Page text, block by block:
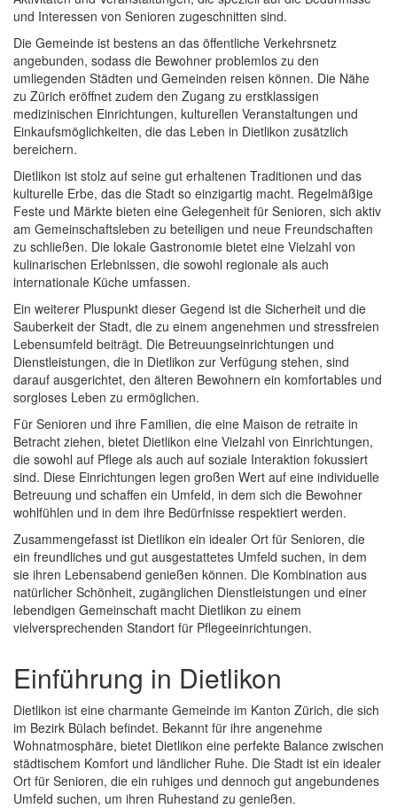
und Interessen von Senioren zugeschnitten sind.
Die Gemeinde ist bestens an das öffentliche Verkehrsnetz
angebunden, sodass die Bewohner problemlos zu den
umliegenden Städten und Gemeinden reisen können. Die Nähe
zu Zürich eröffnet zudem den Zugang zu erstklassigen
medizinischen Einrichtungen, kulturellen Veranstaltungen und
Einkaufsmöglichkeiten, die das Leben in Dietlikon zusätzlich
bereichern.
Dietlikon ist stolz auf seine gut erhaltenen Traditionen und das
kulturelle Erbe, das die Stadt so einzigartig macht. Regelmäßige
Feste und Märkte bieten eine Gelegenheit für Senioren, sich aktiv
am Gemeinschaftsleben zu beteiligen und neue Freundschaften
zu schließen. Die lokale Gastronomie bietet eine Vielzahl von
kulinarischen Erlebnissen, die sowohl regionale als auch
internationale Küche umfassen.
Ein weiterer Pluspunkt dieser Gegend ist die Sicherheit und die
Sauberkeit der Stadt, die zu einem angenehmen und stressfreien
Lebensumfeld beiträgt. Die Betreuungseinrichtungen und
Dienstleistungen, die in Dietlikon zur Verfügung stehen, sind
darauf ausgerichtet, den älteren Bewohnern ein komfortables und
sorgloses Leben zu ermöglichen.
Für Senioren und ihre Familien, die eine Maison de retraite in
Betracht ziehen, bietet Dietlikon eine Vielzahl von Einrichtungen,
die sowohl auf Pflege als auch auf soziale Interaktion fokussiert
sind. Diese Einrichtungen legen großen Wert auf eine individuelle
Betreuung und schaffen ein Umfeld, in dem sich die Bewohner
wohlfühlen und in dem ihre Bedürfnisse respektiert werden.
Zusammengefasst ist Dietlikon ein idealer Ort für Senioren, die
ein freundliches und gut ausgestattetes Umfeld suchen, in dem
sie ihren Lebensabend genießen können. Die Kombination aus
natürlicher Schönheit, zugänglichen Dienstleistungen und einer
lebendigen Gemeinschaft macht Dietlikon zu einem
vielversprechenden Standort für Pflegeeinrichtungen.
Einführung in Dietlikon
Dietlikon ist eine charmante Gemeinde im Kanton Zürich, die sich
im Bezirk Bülach befindet. Bekannt für ihre angenehme
Wohnatmosphäre, bietet Dietlikon eine perfekte Balance zwischen
städtischem Komfort und ländlicher Ruhe. Die Stadt ist ein idealer
Ort für Senioren, die ein ruhiges und dennoch gut angebundenes
Umfeld suchen, um ihren Ruhestand zu genießen.